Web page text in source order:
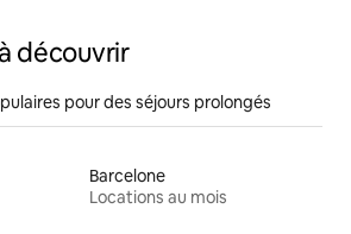
découvrir
pour des séjours prolongés
Barcelone
Locations au mois